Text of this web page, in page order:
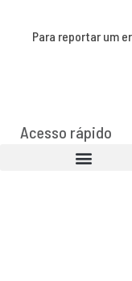
Para reportar um
Acesso rápido